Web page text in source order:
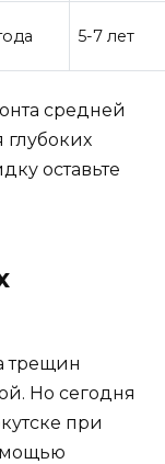
5-7 лет
средней
глубоких
оставьте
трещин
Но сегодня
при